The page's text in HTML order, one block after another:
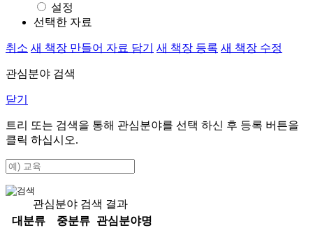
설정
선택한 자료
취소 새 책장 만들어 자료 담기 새 책장 등록 새 책장 수정
관심분야 검색
닫기
트리 또는 검색을 통해 관심분야를 선택 하신 후 등록 버튼을
클릭 하십시오.
관심분야 검색 결과
대분류
중분류
관심분야명